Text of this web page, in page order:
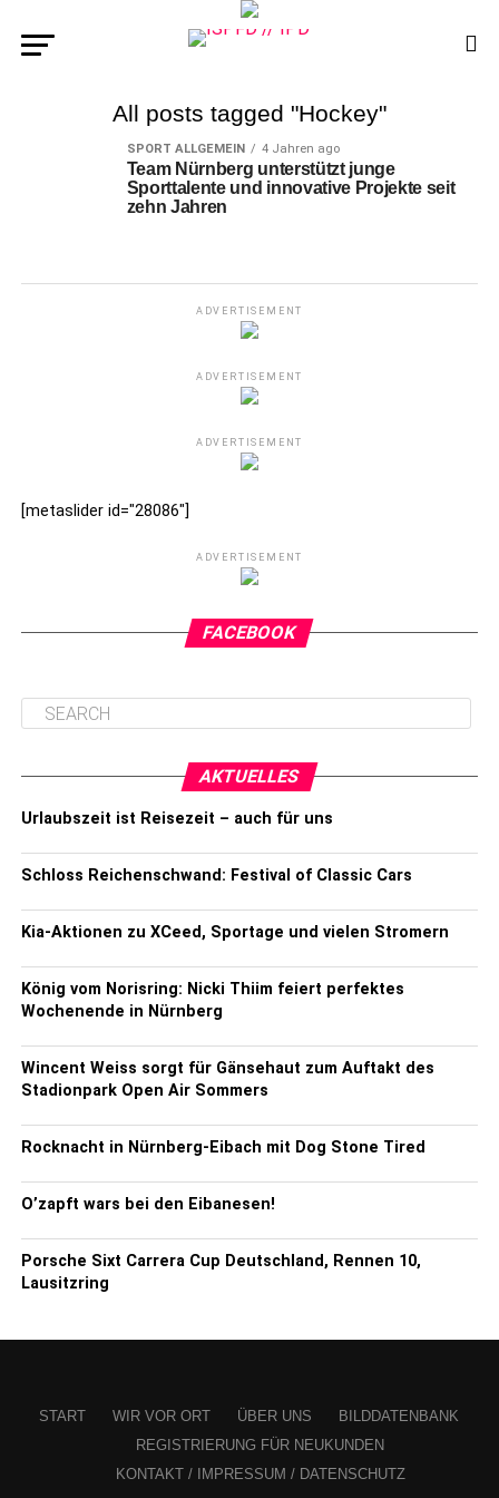
All posts tagged "Hockey"
SPORT ALLGEMEIN 4 Jahren ago
Team Nürnberg unterstützt junge
Sporttalente und innovative Projekte seit
zehn Jahren
ADVERTISEMENT
ADVERTISEMENT
ADVERTISEMENT
[metaslider id="28086"]
ADVERTISEMENT
FACEBOOK
AKTUELLES
Urlaubszeit ist Reisezeit – auch für uns
Schloss Reichenschwand: Festival of Classic Cars
Kia-Aktionen zu XCeed, Sportage und vielen Stromern
König vom Norisring: Nicki Thiim feiert perfektes
Wochenende in Nürnberg
Wincent Weiss sorgt für Gänsehaut zum Auftakt des
Stadionpark Open Air Sommers
Rocknacht in Nürnberg-Eibach mit Dog Stone Tired
O’zapft wars bei den Eibanesen!
Porsche Sixt Carrera Cup Deutschland, Rennen 10,
Lausitzring
START WIR VOR ORT ÜBER UNS
BILDDATENBANK
REGISTRIERUNG FÜR NEUKUNDEN
KONTAKT / IMPRESSUM / DATENSCHUTZ